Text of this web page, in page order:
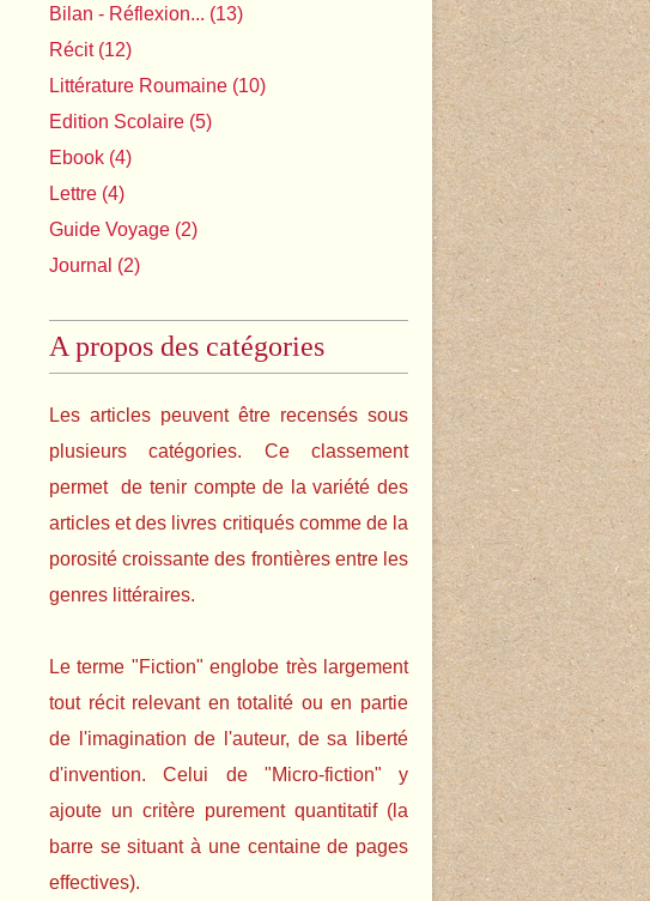
Bilan - Réflexion... (13)
Récit(12)
Littérature Roumaine (10)
Edition Scolaire (5)
Ebook (4)
Lettre (4)
Guide Voyage (2)
Journal (2)
A propos des catégories
Les articles peuvent être recensés sous
plusieurs catégories. Ce classement
permet de tenir compte de la variété des
articles et des livres critiqués comme de la
porosité croissante des frontières entre les
genres littéraires.
Le terme "Fiction" englobe très largement
tout récit relevant en totalité ou en partie
de l'imagination de l'auteur, de sa liberté
d'invention. Celui de "Micro-fiction" y
ajoute un critère purement quantitatif (la
barre se situant à une centaine de pages
effectives).